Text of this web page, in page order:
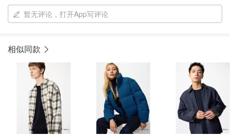
暂无评论，打开App写评论
相似同款